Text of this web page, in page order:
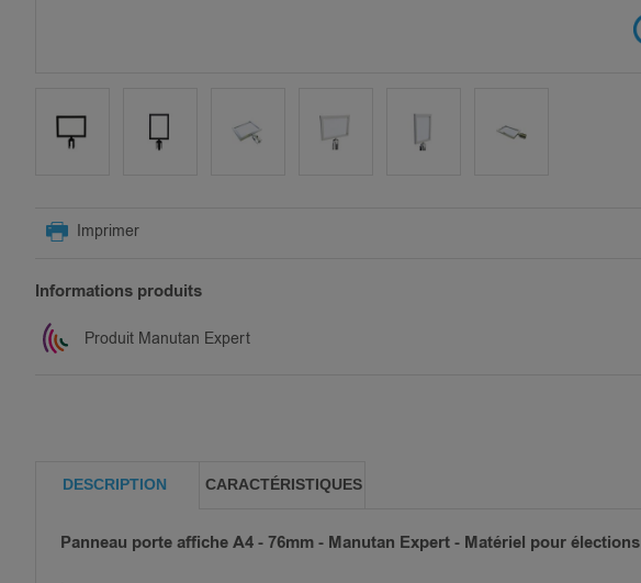
THE
THE
IMAGES
GALLERY
Imprimer
Informations produits
Produit Manutan Expert
DESCRIPTION
Panneau porte affiche A4 - 76mm - Manutan Expert - Matériel pour élections
CARACTÉRISTIQUES